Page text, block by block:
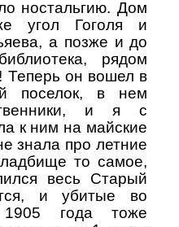
ностальгию. Дом
угол Гоголя и
а позже и до
рядом
Теперь он вошел в
поселок, в нем
и я с
к ним на майские
знала про летние
то самое,
весь Старый
и убитые во
1905 года тоже